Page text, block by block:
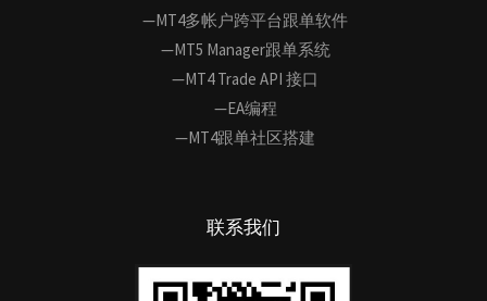
—MT4多帐户跨平台跟单软件
—MT5 Manager跟单系统
—MT4 Trade API 接口
—EA编程
—MT4跟单社区搭建
联系我们